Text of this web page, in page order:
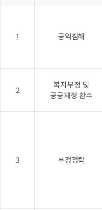
1 공익침해
2
복지부정 및
공공재정 환수
3 부정청탁